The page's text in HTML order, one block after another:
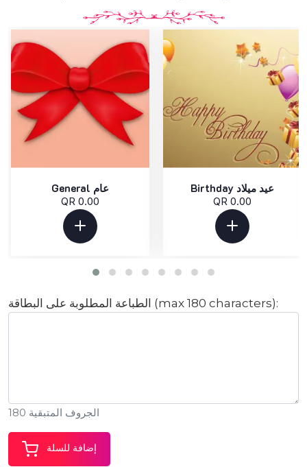
General عام
QR 0.00
Birthday عيد ميلاد
QR 0.00
الطباعة المطلوبة على البطاقة (max 180 characters):
الجروف المتبقية 180
إضافة للسلة